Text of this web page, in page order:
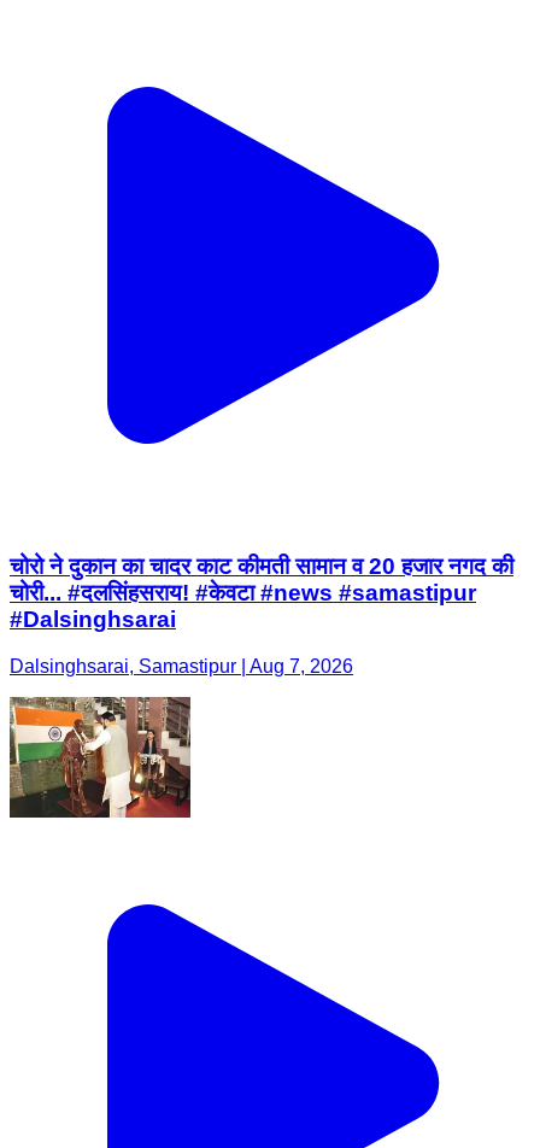
चोरो ने दुकान का चादर काट कीमती सामान व 20 हजार नगद की
चोरी... #दलसिंहसराय! #केवटा #news #samastipur
#Dalsinghsarai
Dalsinghsarai, Samastipur | Aug 7, 2026